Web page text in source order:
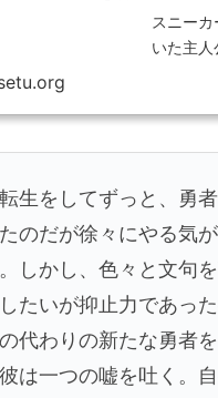
スニー
いた主
生をしてずっと、勇
のだが徐々にやる気
しかし、色々と文句
たいが抑止力であっ
代わりの新たな勇者
は一つの嘘を吐く。